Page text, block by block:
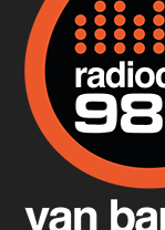
Apr 3, 2026 •